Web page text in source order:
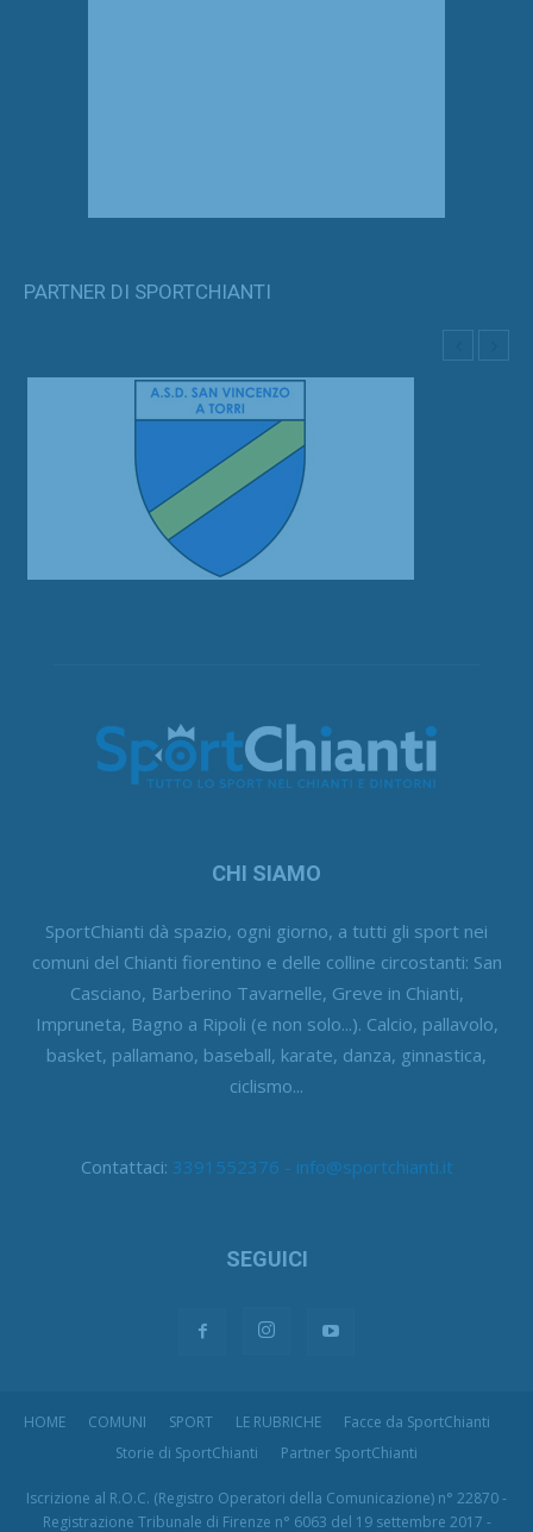
PARTNER DI SPORTCHIANTI
CHI SIAMO
SportChianti dà spazio, ogni giorno, a tutti gli sport nei
comuni del Chianti fiorentino e delle colline circostanti: San
Casciano, Barberino Tavarnelle, Greve in Chianti,
Impruneta, Bagno a Ripoli (e non solo...). Calcio, pallavolo,
basket, pallamano, baseball, karate, danza, ginnastica,
ciclismo...
Contattaci: 3391552376 - info@sportchianti.it
SEGUICI
HOME COMUNI SPORT LE RUBRICHE
Facce da SportChianti
Storie di SportChianti
Partner SportChianti
Iscrizione al R.O.C. (Registro Operatori della Comunicazione) n° 22870 -
Registrazione Tribunale di Firenze n° 6063 del 19 settembre 2017 -